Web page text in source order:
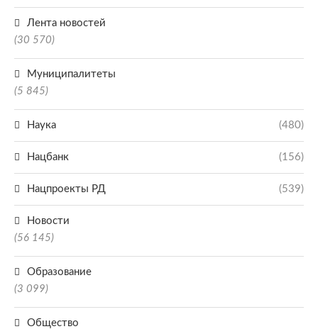
Лента новостей
(30 570)
Муниципалитеты
(5 845)
Наука (480)
Нацбанк (156)
Нацпроекты РД (539)
Новости
(56 145)
Образование
(3 099)
Общество